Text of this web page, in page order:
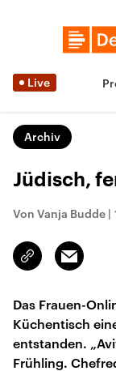
Live
Archiv
Jüdisch,
Von Vanja Budde |
Link
kopieren/teilen
Email
Das Frauen-
Küchentisch
entstanden.
Frühling.